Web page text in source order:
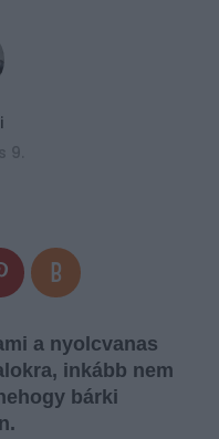
9.
a nyolcvanas
inkább nem
bárki